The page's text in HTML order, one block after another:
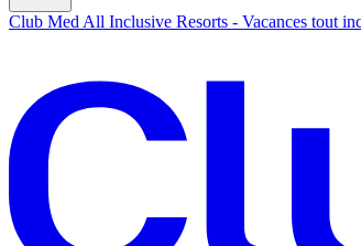
Club Med All Inclusive Resorts - Vacances tout